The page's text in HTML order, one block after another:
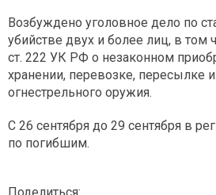
Возбуждено уголовное дело по
убийстве двух и более лиц, в том
ст. 222 УК РФ о незаконном
хранении, перевозке, пересылке
огнестрельного оружия.
С 26 сентября до 29 сентября в
по погибшим.